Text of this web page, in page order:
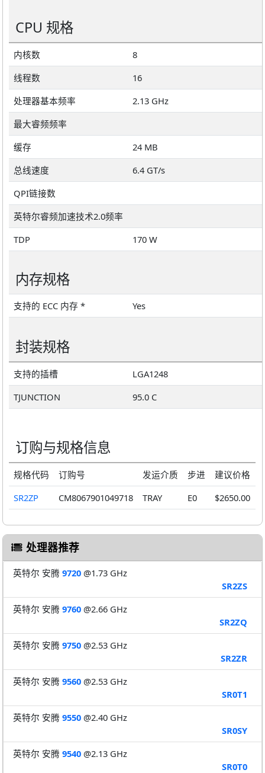
CPU 规格
内核数
8
线程数
16
处理器基本频率
2.13 GHz
最大睿频频率
缓存
24 MB
总线速度
6.4 GT/s
QPI链接数
英特尔睿频加速技术2.0频率
TDP
170 W
内存规格
支持的 ECC 内存 * Yes
封装规格
支持的插槽
LGA1248
TJUNCTION
95.0 C
订购与规格信息
规格代码 订购号 发运介质 步进
建议价格
SR2ZP
CM8067901049718 TRAY E0 $2650.00
处理器推荐
英特尔 安腾9720 @1.73 GHz
SR2ZS
英特尔 安腾9760 @2.66 GHz
SR2ZQ
英特尔 安腾9750 @2.53 GHz
SR2ZR
英特尔 安腾9560 @2.53 GHz
SR0T1
英特尔 安腾9550 @2.40 GHz
SR0SY
英特尔 安腾9540 @2.13 GHz
SR0T0